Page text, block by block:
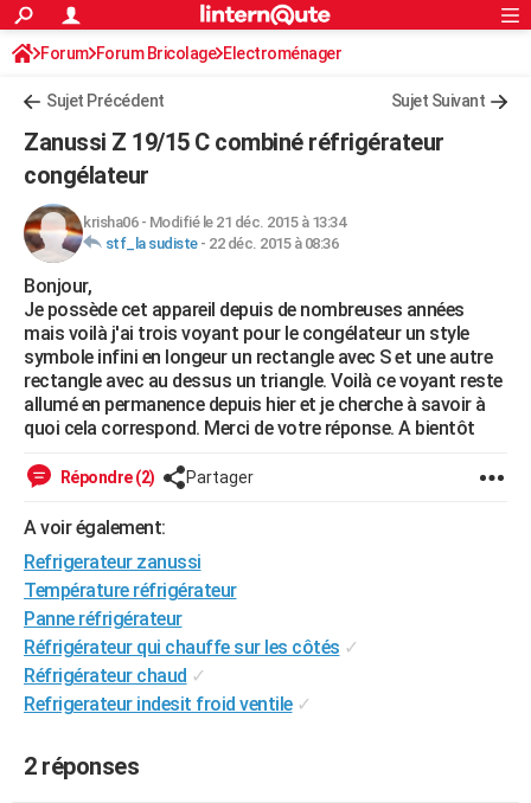
ACTUALITÉS
Politique
Société
Faits Divers
Education
Monde
Villes
+
Programme TV
Streaming
Sorties cinéma
FINANCE
Retraite
Impôts
Epargne
Immobilier
Risques naturels par ville
Banque
Assurance
Crédit
AUTO
Essais
Réserver un essai
Citadines
Berlines
SUV
Forum auto
HIGH-TECH
Mobiles
Meilleur smartphone
Internet
Ordinateurs
Jeux vidéo
Guide high-tech
+BRICOLAGE
Forum
Aménagement intérieur
Extérieur
Cuisine
Salle de bains
Jardinage
Rangement
WEEK-END
Guides de France
Escapades
Patrimoine
Expositions
Musées
Week-end nature
+LIFESTYLE
SANTE
Destinations
City break
Voyage nature
Voyage de noces
Forum
Climat
+PHOTO
GUIDES D'ACHAT
BONS PLANS
CARTE DE VOEUX
S'inscrire
Connexion
Forum Forum Bricolage Electroménager
Sujet Précédent Sujet Suivant
Zanussi Z 19/15 C combiné réfrigérateur
congélateur
krisha06- Modifié le 21 déc. 2015 à 13:34
stf_la sudiste- 22 déc. 2015 à 08:36
Bonjour,
Je possède cet appareil depuis de nombreuses années
mais voilà j'ai trois voyant pour le congélateur un style
symbole infini en longeur un rectangle avec S et une autre
rectangle avec au dessus un triangle. Voilà ce voyant reste
allumé en permanence depuis hier et je cherche à savoir à
quoi cela correspond. Merci de votre réponse. A bientôt
Répondre (2) Partager
A voir également:
Refrigerateur zanussi
Température réfrigérateur
Panne réfrigérateur
Réfrigérateur qui chauffe sur les côtés ✓
Réfrigérateur chaud ✓
Refrigerateur indesit froid ventile ✓
2 réponses